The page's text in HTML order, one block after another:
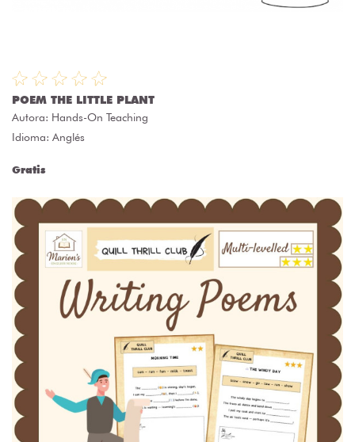
POEM THE LITTLE PLANT
Autora: Hands-On Teaching
Idioma: Anglés
Gratis